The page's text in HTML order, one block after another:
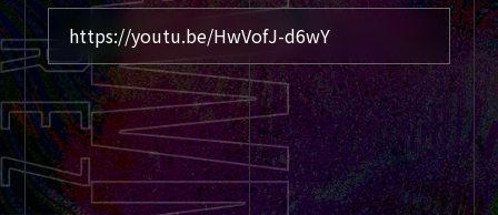
https://youtu.be/HwVofJ-d6wY